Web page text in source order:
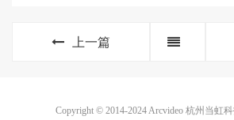
上一篇
Copyright © 2014-2024 Arcvideo 杭州当虹